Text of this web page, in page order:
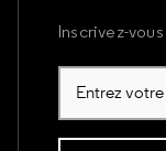
Inscrivez-